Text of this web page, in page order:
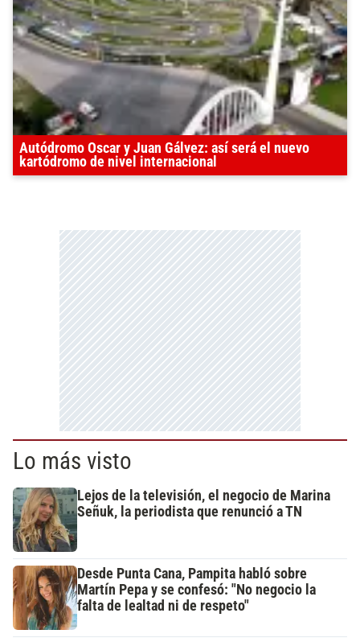
Autódromo Oscar y Juan Gálvez: así será el nuevo
kartódromo de nivel internacional
Lo más visto
Lejos de la televisión, el negocio de Marina
Señuk, la periodista que renunció a TN
Desde Punta Cana, Pampita habló sobre
Martín Pepa y se confesó: "No negocio la
falta de lealtad ni de respeto"